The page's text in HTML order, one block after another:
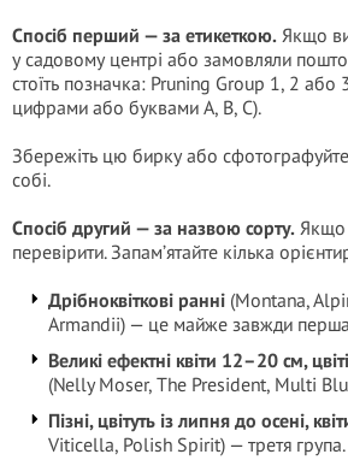
Спосіб перший — за етикеткою. Якщо
у садовому центрі або замовляли
стоїть позначка: Pruning Group 1, 2 або
цифрами або буквами A, B, C).
Збережіть цю бирку або
собі.
Спосіб другий — за назвою сорту. Якщо
перевірити. Запам’ятайте кілька
Дрібноквіткові ранні (Montana,
Armandii) — це майже завжди
Великі ефектні квіти 12–20 см,
(Nelly Moser, The President, Multi
Пізні, цвітуть із липня до осені,
Viticella, Polish Spirit) — третя група.